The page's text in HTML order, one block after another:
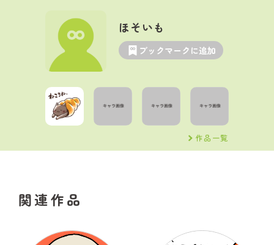
ほそいも
ブックマークに追加
作品一覧
関連作品